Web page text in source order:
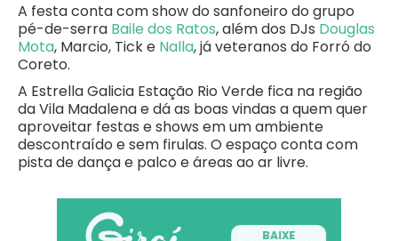
A festa conta com show do sanfoneiro do grupo
pé-de-serra Baile dos Ratos, além dos DJs Douglas
Mota, Marcio, Tick e Nalla, já veteranos do Forró do
Coreto.
A Estrella Galicia Estação Rio Verde fica na região
da Vila Madalena e dá as boas vindas a quem quer
aproveitar festas e shows em um ambiente
descontraído e sem firulas. O espaço conta com
pista de dança e palco e áreas ao ar livre.